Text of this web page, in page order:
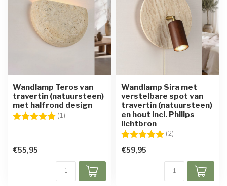
Wandlamp Teros van
travertin (natuursteen)
met halfrond design
Beoordeling: (1)
€55,95
Wandlamp Sira met
verstelbare spot van
travertin (natuursteen)
en hout incl. Philips
lichtbron
Beoordeling: (2)
€59,95